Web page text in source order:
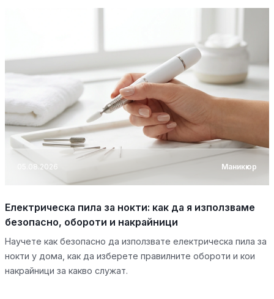
05.08.2026 Маникюр
Електрическа пила за нокти: как да я използваме
безопасно, обороти и накрайници
Научете как безопасно да използвате електрическа пила за
нокти у дома, как да изберете правилните обороти и кои
накрайници за какво служат.